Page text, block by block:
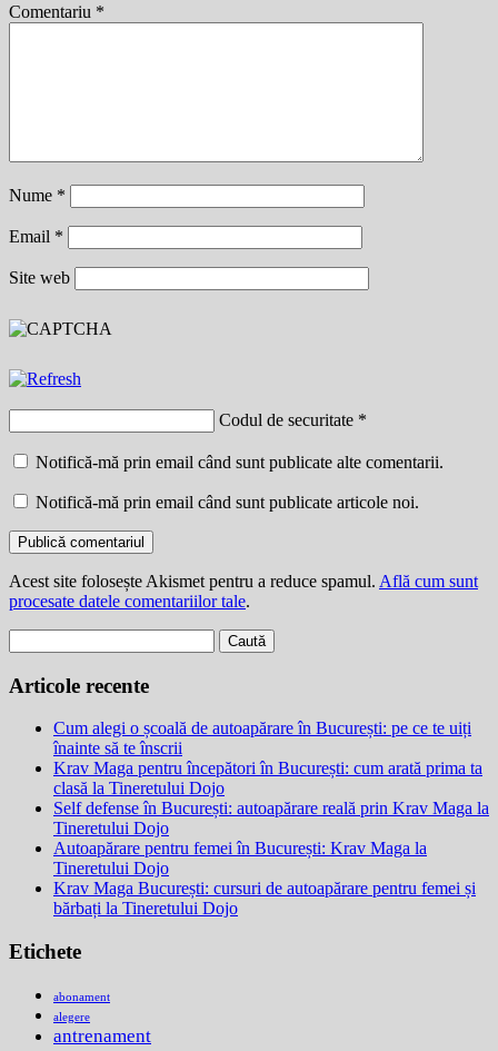
Comentariu *
Nume *
Email *
Site web
Codul de securitate *
Notifică-mă prin email când sunt publicate alte comentarii.
Notifică-mă prin email când sunt publicate articole noi.
Acest site folosește Akismet pentru a reduce spamul. Află cum sunt
procesate datele comentariilor tale.
după:
Articole recente
Cum alegi o școală de autoapărare în București: pe ce te uiți
înainte să te înscrii
Krav Maga pentru începători în București: cum arată prima ta
clasă la Tineretului Dojo
Self defense în București: autoapărare reală prin Krav Maga la
Tineretului Dojo
Autoapărare pentru femei în București: Krav Maga la
Tineretului Dojo
Krav Maga București: cursuri de autoapărare pentru femei și
bărbați la Tineretului Dojo
Etichete
abonament
alegere
antrenament